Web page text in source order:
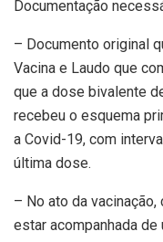
Documentação
– Documento original
Vacina e Laudo que
que a dose bivalente
recebeu o esquema
a Covid-19, com
última dose.
– No ato da
estar acompanhada de